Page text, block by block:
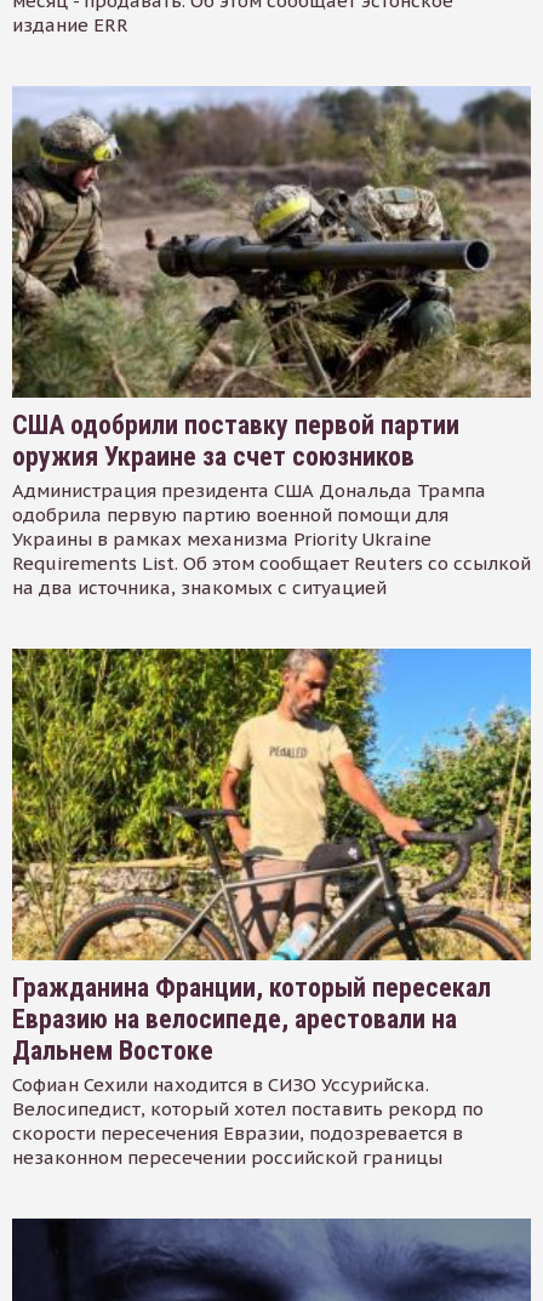
издание ERR
США одобрили поставку первой партии
оружия Украине за счет союзников
Администрация президента США Дональда Трампа
одобрила первую партию военной помощи для
Украины в рамках механизма Priority Ukraine
Requirements List. Об этом сообщает Reuters со ссылкой
на два источника, знакомых с ситуацией
Гражданина Франции, который пересекал
Евразию на велосипеде, арестовали на
Дальнем Востоке
Софиан Сехили находится в СИЗО Уссурийска.
Велосипедист, который хотел поставить рекорд по
скорости пересечения Евразии, подозревается в
незаконном пересечении российской границы